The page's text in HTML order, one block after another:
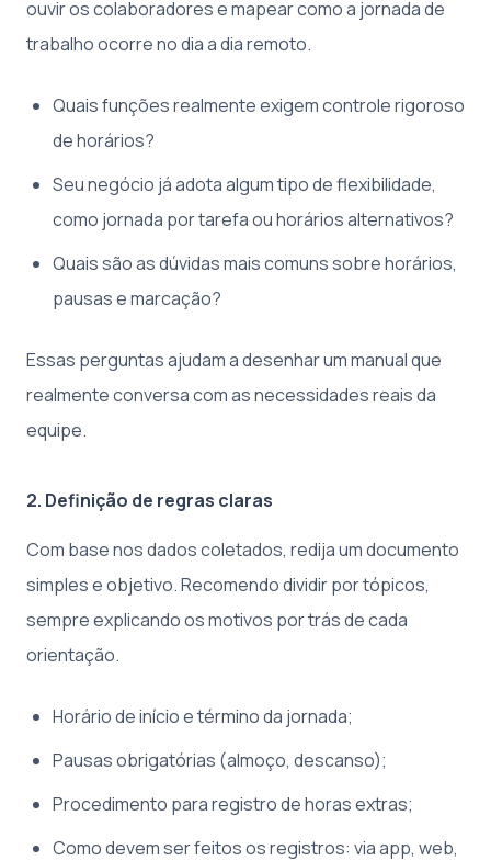
ouvir os colaboradores e mapear como a jornada de
trabalho ocorre no dia a dia remoto.
Quais funções realmente exigem controle rigoroso
de horários?
Seu negócio já adota algum tipo de flexibilidade,
como jornada por tarefa ou horários alternativos?
Quais são as dúvidas mais comuns sobre horários,
pausas e marcação?
Essas perguntas ajudam a desenhar um manual que
realmente conversa com as necessidades reais da
equipe.
2. Definição de regras claras
Com base nos dados coletados, redija um documento
simples e objetivo. Recomendo dividir por tópicos,
sempre explicando os motivos por trás de cada
orientação.
Horário de início e término da jornada;
Pausas obrigatórias (almoço, descanso);
Procedimento para registro de horas extras;
Como devem ser feitos os registros: via app, web,